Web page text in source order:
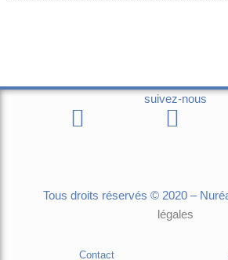
suivez-nous
Tous droits réservés © 2020 –
légales
Contact